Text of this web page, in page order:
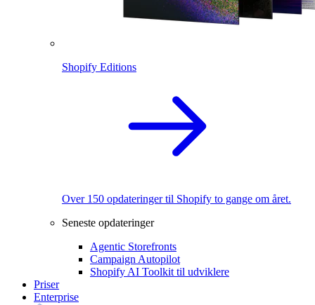
Shopify Editions
Over 150 opdateringer til Shopify to gange om året.
Seneste opdateringer
Agentic Storefronts
Campaign Autopilot
Shopify AI Toolkit til udviklere
Priser
Enterprise